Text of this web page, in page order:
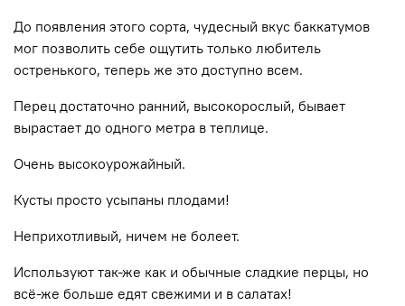
До появления этого сорта, чудесный вкус баккатумов
мог позволить себе ощутить только любитель
остренького, теперь же это доступно всем.
Перец достаточно ранний, высокорослый, бывает
вырастает до одного метра в теплице.
Очень высокоурожайный.
Кусты просто усыпаны плодами!
Неприхотливый, ничем не болеет.
Используют так-же как и обычные сладкие перцы, но
всё-же больше едят свежими и в салатах!